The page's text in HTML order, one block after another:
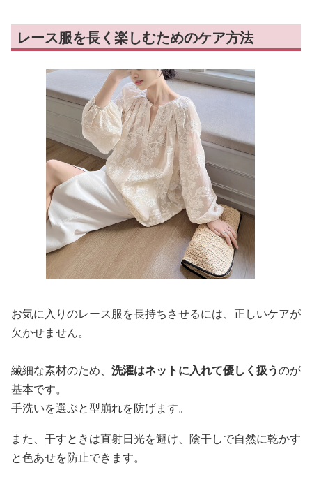
レース服を長く楽しむためのケア方法
お気に入りのレース服を長持ちさせるには、正しいケアが
欠かせません。
繊細な素材のため、 洗濯はネットに入れて優しく扱うのが
基本です。
手洗いを選ぶと型崩れを防げます。
また、干すときは直射日光を避け、陰干しで自然に乾かす
と色あせを防止できます。